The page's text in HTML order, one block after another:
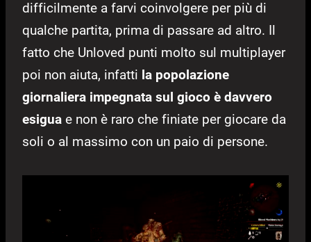
difficilmente a farvi coinvolgere per più di
qualche partita, prima di passare ad altro. Il
fatto che Unloved punti molto sul multiplayer
poi non aiuta, infatti la popolazione
giornaliera impegnata sul gioco è davvero
esigua e non è raro che finiate per giocare da
soli o al massimo con un paio di persone.